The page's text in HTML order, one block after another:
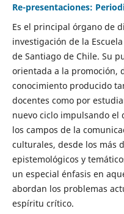
Re-presentaciones:
Es el principal órgano de
investigación de la
de Santiago de Chile. Su
orientada a la promoción,
conocimiento producido
docentes como por
nuevo ciclo impulsando el
los campos de la
culturales, desde los más
epistemológicos y
un especial énfasis en
abordan los problemas
espíritu crítico.